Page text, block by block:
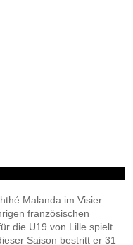
Malanda im Visier
französischen
die U19 von Lille spielt.
Saison bestritt er 31